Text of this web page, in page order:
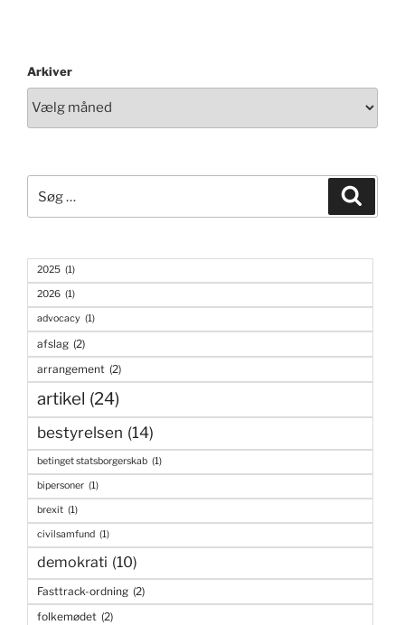
Arkiver
efter:
2025 (1)
2026 (1)
advocacy (1)
afslag (2)
arrangement (2)
artikel (24)
bestyrelsen (14)
betinget statsborgerskab (1)
bipersoner (1)
brexit (1)
civilsamfund (1)
demokrati (10)
Fasttrack-ordning (2)
folkemødet (2)